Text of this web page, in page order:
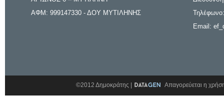
ΑΦΜ: 999147330 - ΔΟΥ ΜΥΤΙΛΗΝΗΣ
Email:
©2012 Δημοκράτης | Απαγορεύεται η